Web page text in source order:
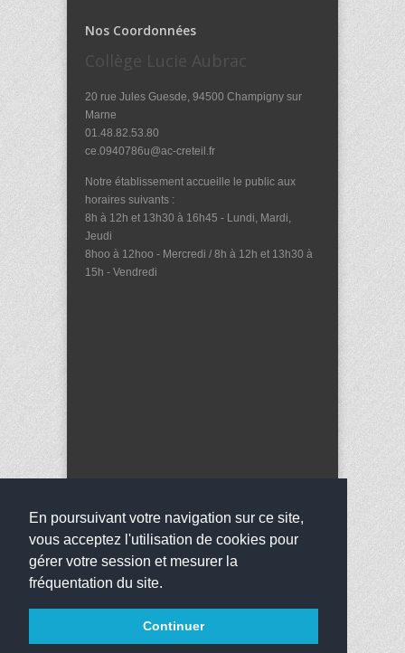
En poursuivant votre navigation sur ce site,
vous acceptez l'utilisation de cookies pour
gérer votre session et mesurer la
fréquentation du site.
Continuer
Nos Coordonnées
Collège Lucie Aubrac
20 rue Jules Guesde, 94500 Champigny sur
Marne
01.48.82.53.80
ce.0940786u@ac-creteil.fr
Notre établissement accueille le public aux
horaires suivants :
8h à 12h et 13h30 à 16h45 - Lundi, Mardi,
Jeudi
8hoo à 12hoo - Mercredi / 8h à 12h et 13h30 à
15h - Vendredi
réservés
websco